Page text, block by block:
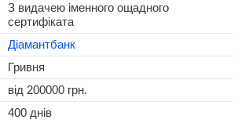
З видачею іменного ощадного
сертифіката
Діамантбанк
Гривня
від 200000 грн.
400 днів